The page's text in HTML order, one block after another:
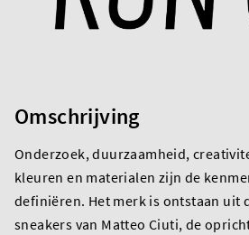
Omschrijving
Onderzoek, duurzaamheid,
kleuren en materialen zijn de
definiëren. Het merk is ontstaan uit
sneakers van Matteo Ciuti, de